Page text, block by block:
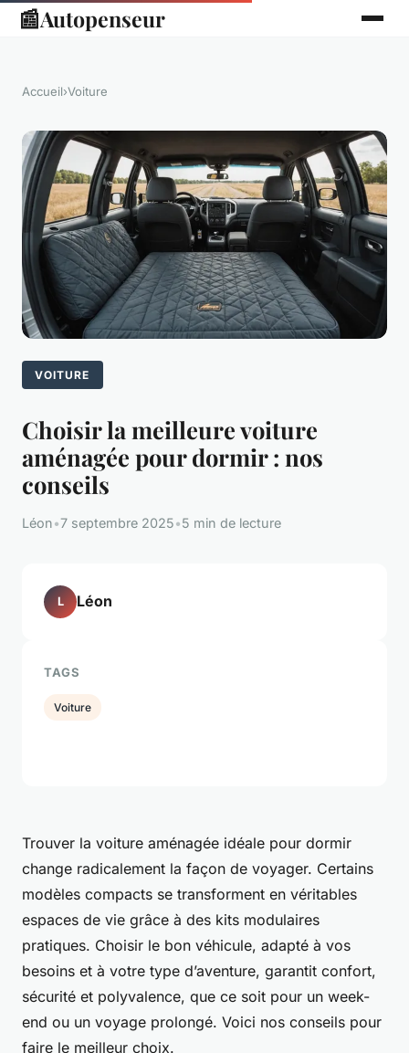
📰Autopenseur
Accueil›Voiture
VOITURE
Choisir la meilleure voiture
aménagée pour dormir : nos
conseils
Léon•7 septembre 2025•5 min de lecture
Trouver la voiture aménagée idéale pour dormir
change radicalement la façon de voyager. Certains
modèles compacts se transforment en véritables
espaces de vie grâce à des kits modulaires
pratiques. Choisir le bon véhicule, adapté à vos
besoins et à votre type d’aventure, garantit confort,
sécurité et polyvalence, que ce soit pour un week-
end ou un voyage prolongé. Voici nos conseils pour
faire le meilleur choix.
L Léon
TAGS
Voiture